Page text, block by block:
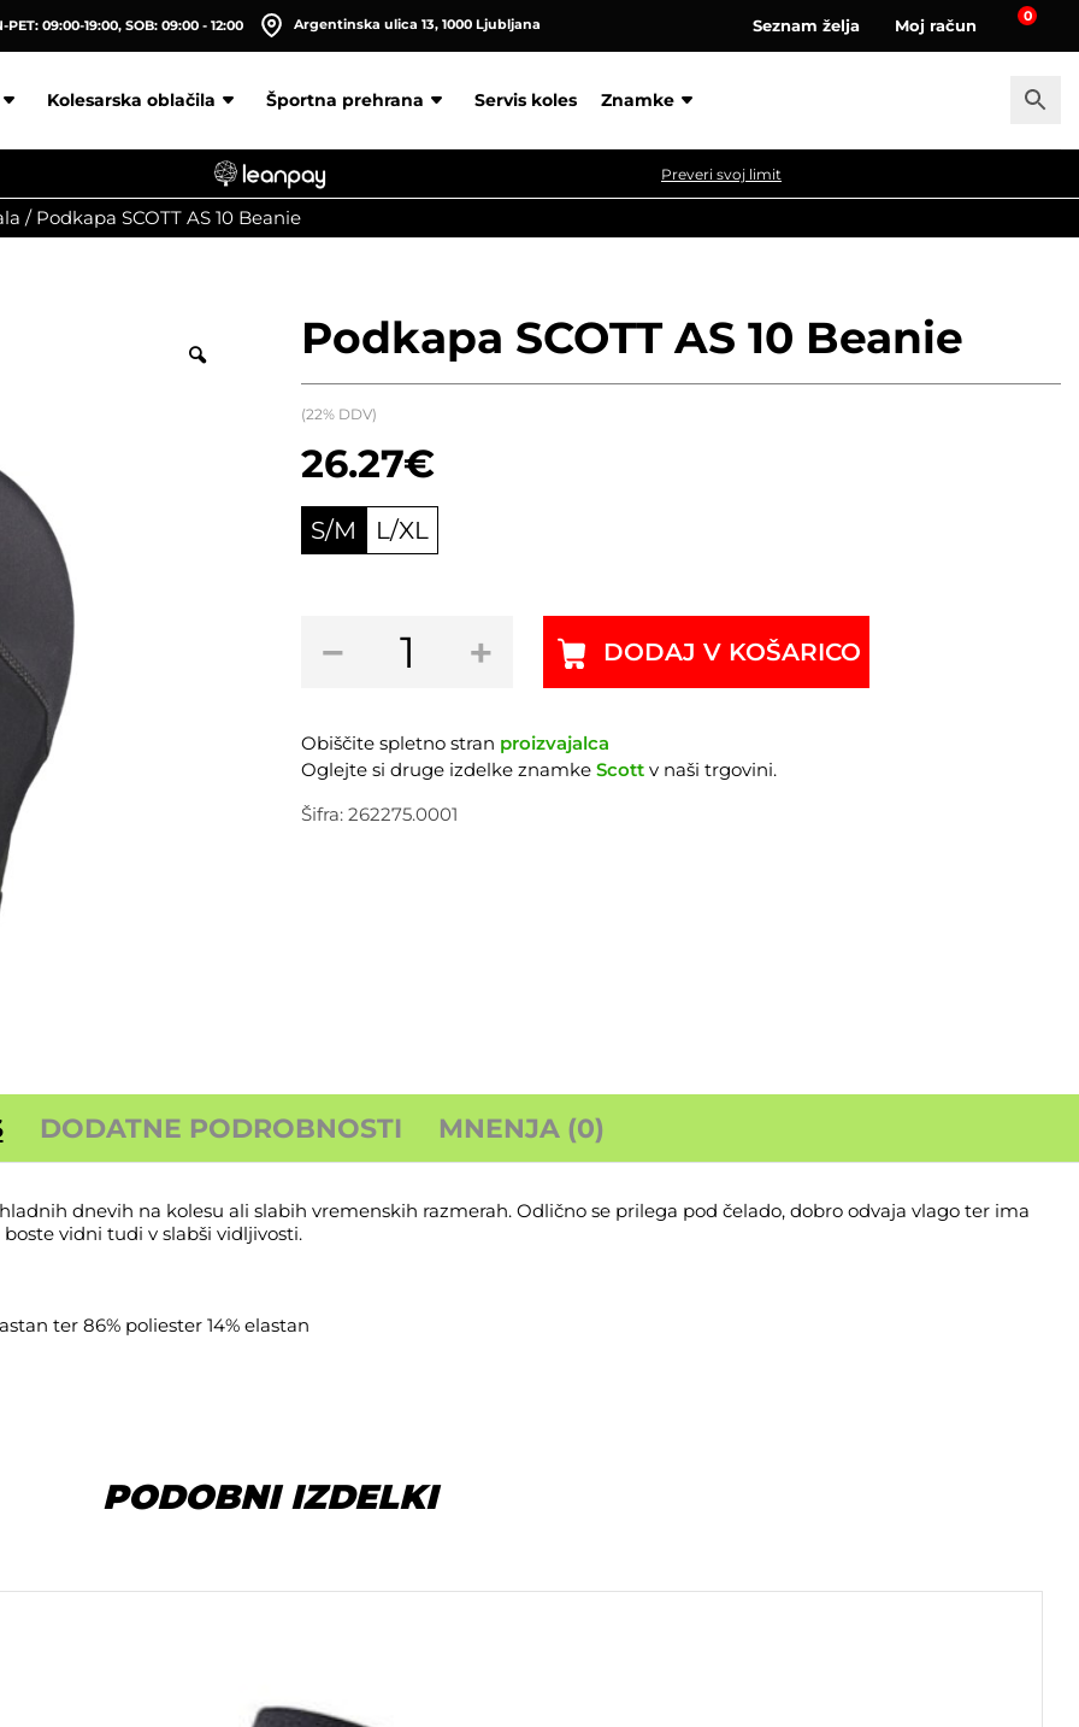
PET: 09:00-19:00, SOB: 09:00 - 12:00 Argentinska ulica 13, 1000 Ljubljana Seznam želja Moj račun 0
Kolesarska oblačila Športna prehrana Servis koles Znamke
Preveri svoj limit
/ Podkapa SCOTT AS 10 Beanie
Podkapa SCOTT AS 10 Beanie
26.27€
(22% DDV)
S/M L/XL
−
SCOTT
Beanie
količina
+ DODAJ V KOŠARICO
Obiščite spletno stran proizvajalca
Oglejte si druge izdelke znamkeScott v naši trgovini.
Šifra:262275.0001
DODATNE PODROBNOSTI MNENJA (0)
dnevih na kolesu ali slabih vremenskih razmerah. Odlično se prilega pod čelado, dobro odvaja vlago ter ima
vidni tudi v slabši vidljivosti.
ter 86% poliester 14% elastan
PODOBNI IZDELKI